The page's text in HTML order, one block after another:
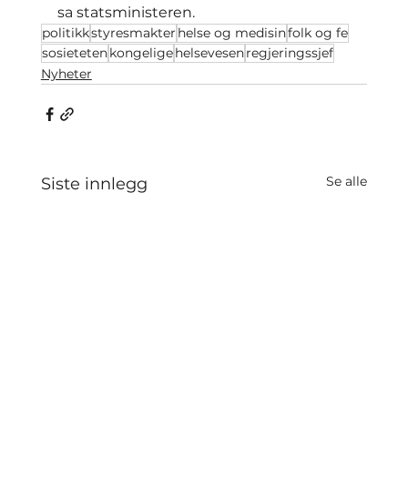
sa statsministeren.
politikkstyresmakter helse og medisinfolk og fe
sosietetenkongeligehelsevesenregjeringssjef
Nyheter
Siste innlegg Se alle